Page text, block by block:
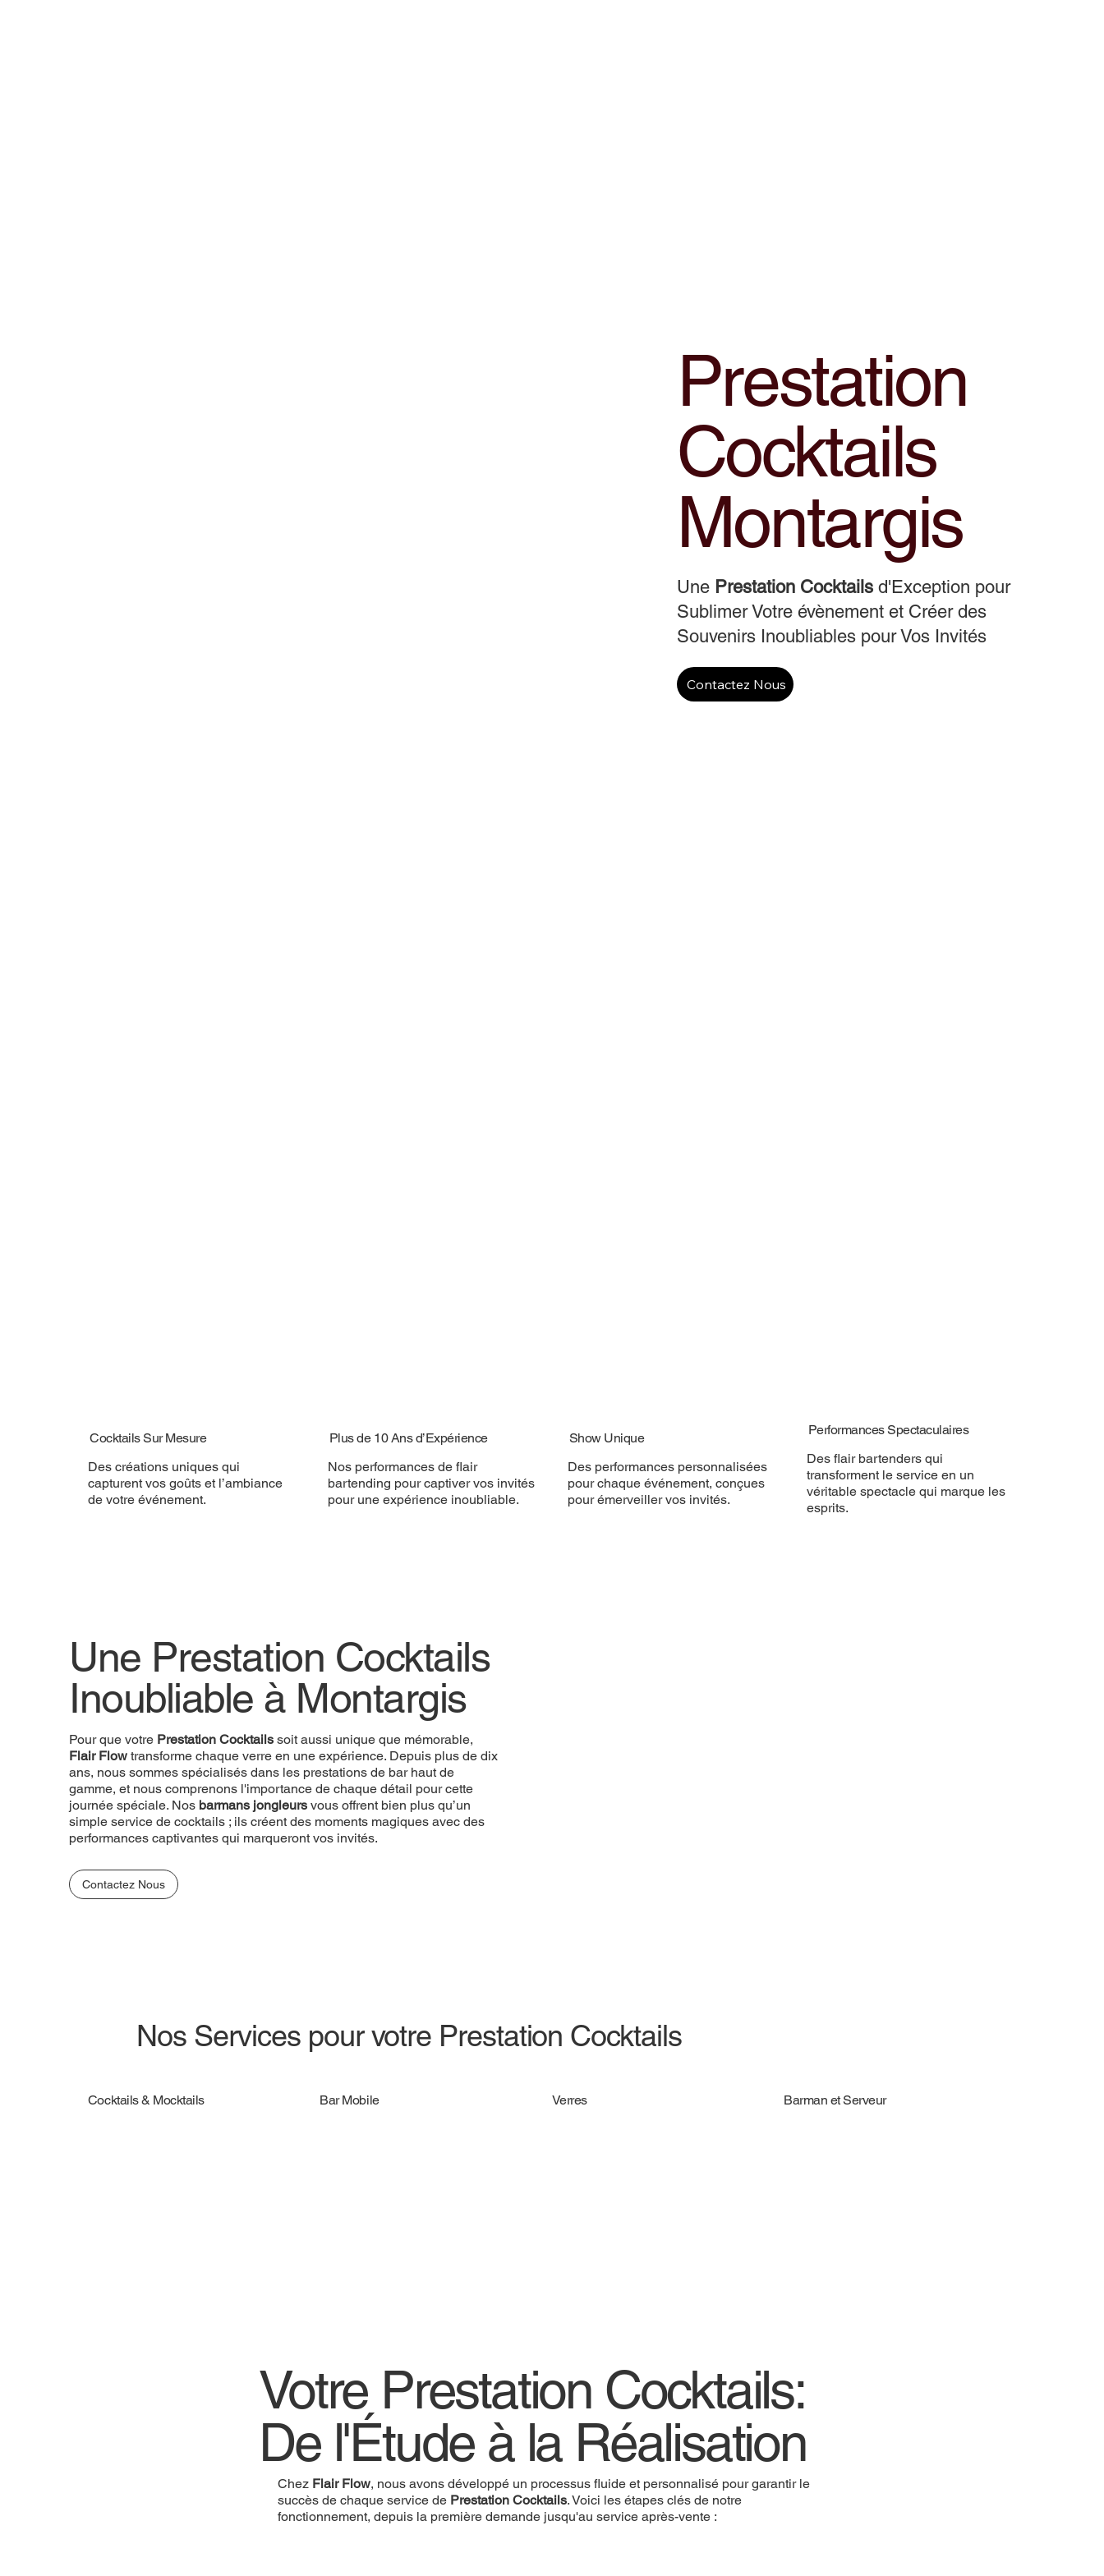
Prestation
Cocktails
Montargis
Une Prestation Cocktails d'Exception pour
Sublimer Votre évènement et Créer des
Souvenirs Inoubliables pour Vos Invités
Contactez Nous
Cocktails Sur Mesure
Des créations uniques qui
capturent vos goûts et l’ambiance
de votre événement.
Plus de 10 Ans d’Expérience
Nos performances de flair
bartending pour captiver vos invités
pour une expérience inoubliable.
Show Unique
Des performances personnalisées
pour chaque événement, conçues
pour émerveiller vos invités.
Performances Spectaculaires
Des flair bartenders qui
transforment le service en un
véritable spectacle qui marque les
esprits.
Une Prestation Cocktails
Inoubliable à Montargis
Pour que votre Prestation Cocktails soit aussi unique que mémorable,
Flair Flow transforme chaque verre en une expérience. Depuis plus de dix
ans, nous sommes spécialisés dans les prestations de bar haut de
gamme, et nous comprenons l'importance de chaque détail pour cette
journée spéciale. Nos barmans jongleurs vous offrent bien plus qu’un
simple service de cocktails ; ils créent des moments magiques avec des
performances captivantes qui marqueront vos invités.
Contactez Nous
Votre Prestation Cocktails:
De l'Étude à la Réalisation
Chez Flair Flow, nous avons développé un processus fluide et personnalisé pour garantir le
succès de chaque service de Prestation Cocktails. Voici les étapes clés de notre
fonctionnement, depuis la première demande jusqu'au service après-vente :
Nos Services pour votre Prestation Cocktails
Cocktails & Mocktails Bar Mobile Verres Barman et Serveur